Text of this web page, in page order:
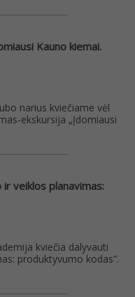
Kauno kiemai.
narius kviečiame vėl
ekskursija „Įdomiausi
veiklos planavimas:
kviečia dalyvauti
produktyvumo kodas”.